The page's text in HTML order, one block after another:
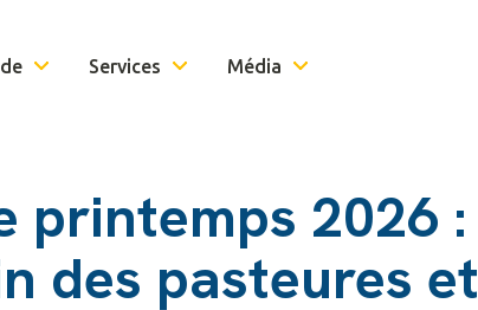
Services Média
printemps 2026 :
des pasteures et